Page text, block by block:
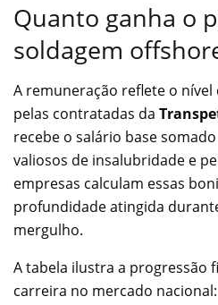
Quanto ganha o
soldagem
A remuneração reflete o
pelas contratadas da
recebe o salário base
valiosos de insalubridade e
empresas calculam essas
profundidade atingida
mergulho.
A tabela ilustra a progressão
carreira no mercado nacional: